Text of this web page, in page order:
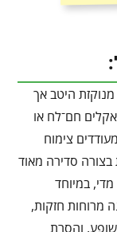
היטב אך
חם־לח או
צימוח
סדירה מאוד
במיוחד
מרוחות חזקות,
והסרת